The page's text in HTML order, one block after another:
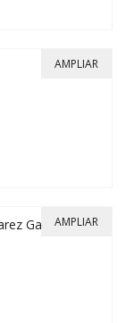
AMPLIAR
Gardiol, Emir
AMPLIAR